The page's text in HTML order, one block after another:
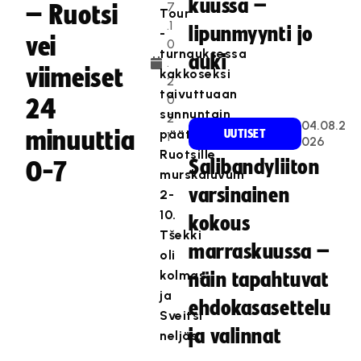
– Ruotsi
vei
viimeiset
24
minuuttia
0-7
7
.1
0
.
2
0
2
1
Tour
-
turnauksessa
kakkoseksi
taivuttuaan
sunnuntain
päätösottelussa
Ruotsille
murskaluvuin
2-
10.
Tšekki
oli
kolmas
ja
Sveitsi
neljäs.
kuussa –
lipunmyynti jo
auki
UUTISET
04.08.2
026
Salibandyliiton
varsinainen
kokous
marraskuussa –
näin tapahtuvat
ehdokasasettelu
ja valinnat